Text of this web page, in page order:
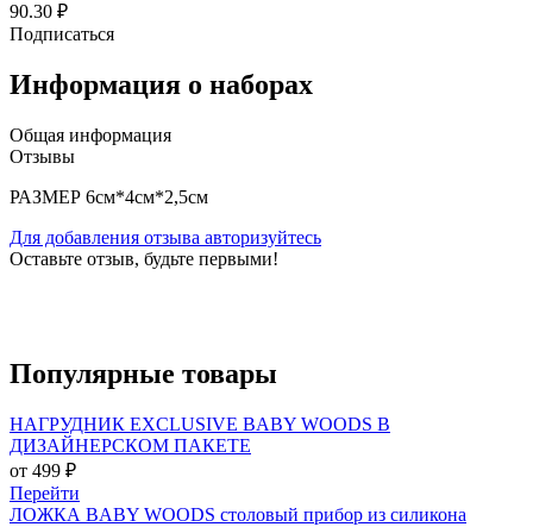
90.30 ₽
Подписаться
Информация о наборах
Общая информация
Отзывы
РАЗМЕР 6см*4см*2,5см
Для добавления отзыва авторизуйтесь
Оставьте отзыв, будьте первыми!
Популярные товары
НАГРУДНИК EXCLUSIVE BABY WOODS В
ДИЗАЙНЕРСКОМ ПАКЕТЕ
от 499 ₽
Перейти
ЛОЖКА BABY WOODS столовый прибор из силикона